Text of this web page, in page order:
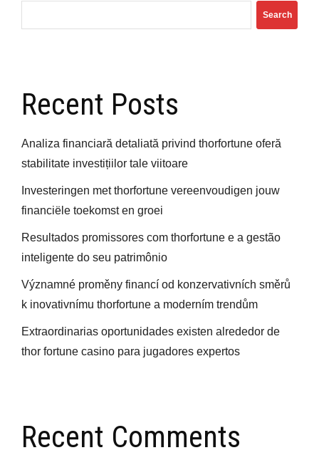
Search
Recent Posts
Analiza financiară detaliată privind thorfortune oferă
stabilitate investițiilor tale viitoare
Investeringen met thorfortune vereenvoudigen jouw
financiële toekomst en groei
Resultados promissores com thorfortune e a gestão
inteligente do seu patrimônio
Významné proměny financí od konzervativních směrů
k inovativnímu thorfortune a moderním trendům
Extraordinarias oportunidades existen alrededor de
thor fortune casino para jugadores expertos
Recent Comments